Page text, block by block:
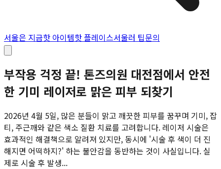
서울은 지금핫 아이템핫 플레이스서울러 팁문의
부작용 걱정 끝! 톤즈의원 대전점에서 안전
한 기미 레이저로 맑은 피부 되찾기
2026년 4월 5일, 많은 분들이 맑고 깨끗한 피부를 꿈꾸며 기미, 잡
티, 주근깨와 같은 색소 질환 치료를 고려합니다. 레이저 시술은
효과적인 해결책으로 알려져 있지만, 동시에 '시술 후 색이 더 진
해지면 어떡하지?' 하는 불안감을 동반하는 것이 사실입니다. 실
제로 시술 후 발생...